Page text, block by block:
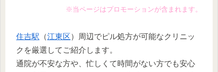
※当ページはプロモーションが含まれます。
住吉駅 （江東区）周辺でピル処方が可能なクリニッ
クを厳選してご紹介します。
通院が不安な方や、忙しくて時間がない方でも安心